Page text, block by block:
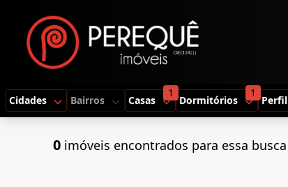
Cidades Bairros
1
Casas
1
Dormitórios Perfil
0 imóveis encontrados para essa busca